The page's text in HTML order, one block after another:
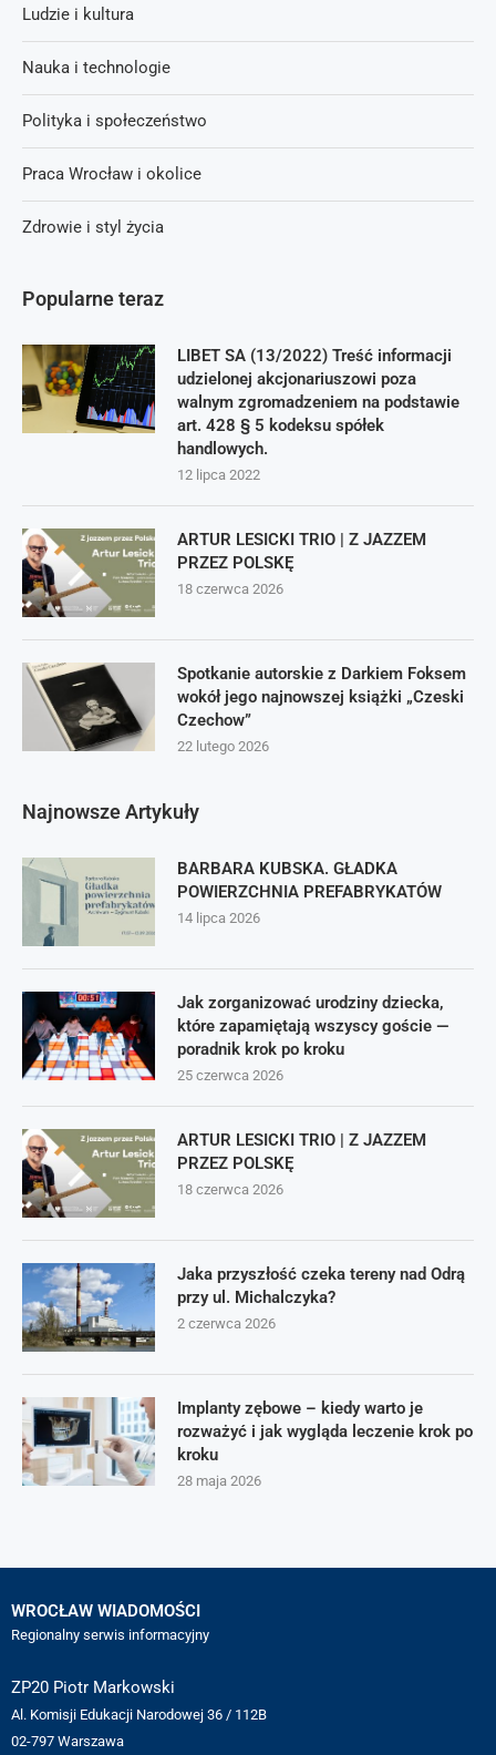
Popularne teraz
LIBET SA (13/2022) Treść informacji
udzielonej akcjonariuszowi poza
walnym zgromadzeniem na podstawie
art. 428 § 5 kodeksu spółek
handlowych.
12 lipca 2022
ARTUR LESICKI TRIO | Z JAZZEM
PRZEZ POLSKĘ
18 czerwca 2026
Spotkanie autorskie z Darkiem Foksem
wokół jego najnowszej książki „Czeski
Czechow”
22 lutego 2026
Najnowsze Artykuły
BARBARA KUBSKA. GŁADKA
POWIERZCHNIA PREFABRYKATÓW
14 lipca 2026
Jak zorganizować urodziny dziecka,
które zapamiętają wszyscy goście —
poradnik krok po kroku
25 czerwca 2026
ARTUR LESICKI TRIO | Z JAZZEM
PRZEZ POLSKĘ
18 czerwca 2026
Jaka przyszłość czeka tereny nad Odrą
przy ul. Michalczyka?
2 czerwca 2026
Implanty zębowe – kiedy warto je
rozważyć i jak wygląda leczenie krok po
kroku
28 maja 2026
Ludzie i kultura
Nauka i technologie
Polityka i społeczeństwo
Praca Wrocław i okolice
Zdrowie i styl życia
WROCŁAW WIADOMOŚCI
Regionalny serwis informacyjny
ZP20 Piotr Markowski
Al. Komisji Edukacji Narodowej 36 / 112B
02-797 Warszawa